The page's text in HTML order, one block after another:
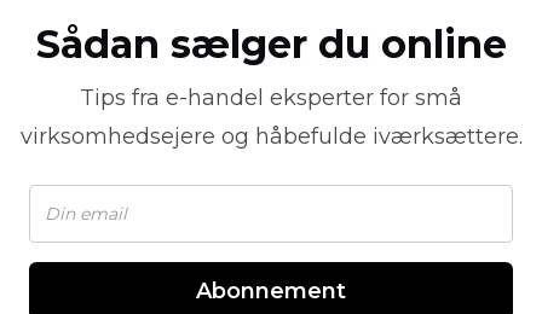
Sådan sælger du online
Tips fra e-handel eksperter for små
virksomhedsejere og håbefulde iværksættere.
Abonnement